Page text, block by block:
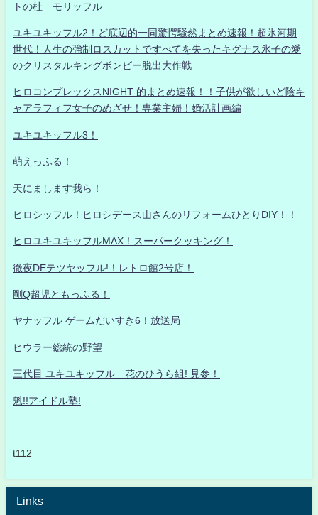
トの杜 モリッフル
ユキユキッフル2！ど底辺的一同驚愕騒然まとめ速報！超氷河期
世代！人生の強制ロスカットですべてを失ったキグナス氷子の愛
のクリスタルキングボンビー脱出大作戦
ヒロコンプレックスNIGHT 的まとめ速報！！子供が欲しいど陰キ
ャアラフィフ女子のめざせ！専業主婦！婚活計画編
ユキユキッフル3！
萌えっふる！
天にまします我ら！
ヒロシッフル！ヒロシデース山さんのリフォームひとりDIY！！
ヒロユキユキッフルMAX！スーパークッキング！
徹夜DEテツヤッフル!！レトロ館2号店！
剛Q超児ともっふる！
ヤナッフル ゲームだいすき6！放送局
ヒウラー総統の野望
三代目 ユキユキッフル 花のひうら組! 見参！
魁!!アイドル塾!
t112
Links